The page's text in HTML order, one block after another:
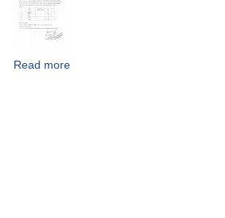
Read more